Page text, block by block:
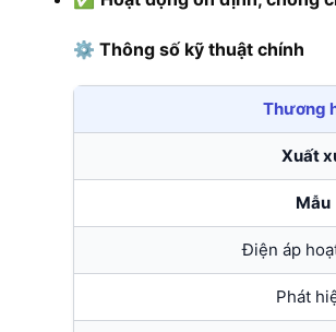
⚙ ️ Thông số kỹ thuật chính
Thương
Xuất
Mẫu
Điện áp
Phát